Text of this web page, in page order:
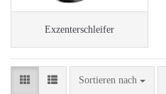
Exzenterschleifer
Sortieren nach
Sortieren nach